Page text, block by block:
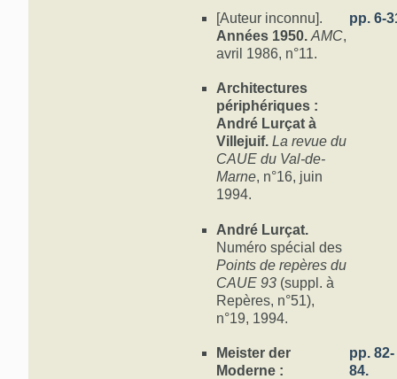
[Auteur inconnu].
Années 1950. AMC,
avril 1986, n°11.
pp. 6-
Architectures
périphériques :
André Lurçat à
Villejuif. La revue du
CAUE du Val-de-
Marne, n°16, juin
1994.
André Lurçat.
Numéro spécial des
Points de repères du
CAUE 93 (suppl. à
Repères, n°51),
n°19, 1994.
Meister der
Moderne :
pp. 82-
84.